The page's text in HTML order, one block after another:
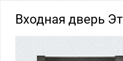
Входная дверь